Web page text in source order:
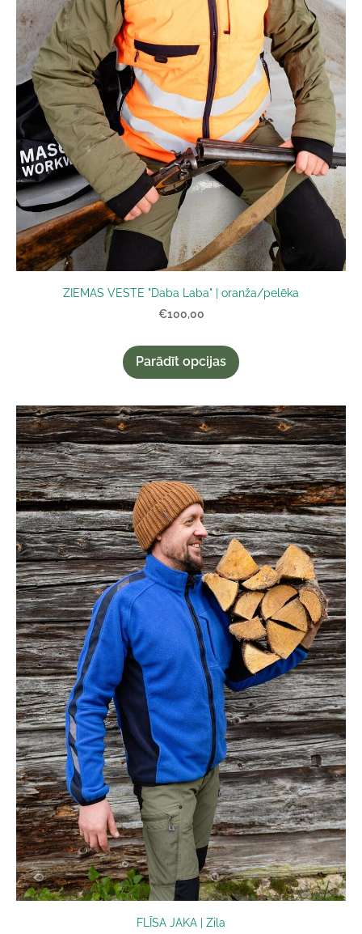
ZIEMAS VESTE "Daba Laba" | oranža/pelēka
€100,00
Parādīt opcijas
FLĪSA JAKA | Zila